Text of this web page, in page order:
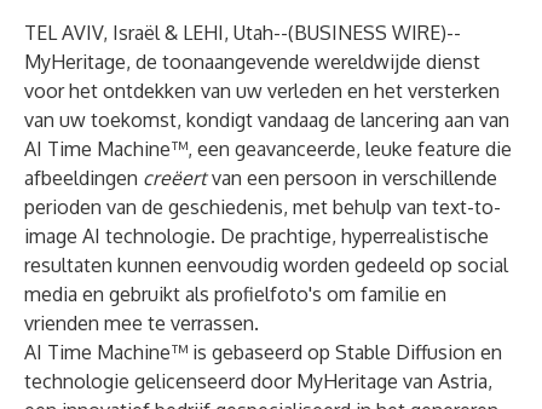
TEL AVIV, Israël & LEHI, Utah--(BUSINESS WIRE)--
MyHeritage, de toonaangevende wereldwijde dienst
voor het ontdekken van uw verleden en het versterken
van uw toekomst, kondigt vandaag de lancering aan van
AI Time Machine™, een geavanceerde, leuke feature die
afbeeldingen creëertvan een persoon in verschillende
perioden van de geschiedenis, met behulp van text-to-
image AI technologie. De prachtige, hyperrealistische
resultaten kunnen eenvoudig worden gedeeld op social
media en gebruikt als profielfoto's om familie en
vrienden mee te verrassen.
AI Time Machine™ is gebaseerd op Stable Diffusion en
technologie gelicenseerd door MyHeritage van Astria,